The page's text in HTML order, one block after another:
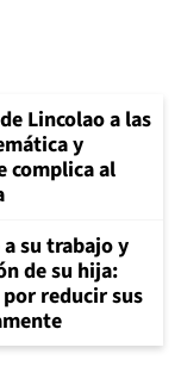
Lincolao a las
y
complica al
su trabajo y
de su hija:
reducir sus